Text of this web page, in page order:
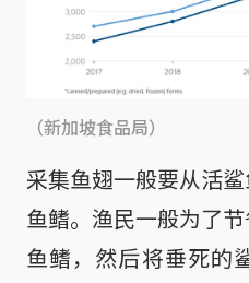
（新加坡食品局）
采集鱼翅一般要从活
鱼鳍。渔民一般为了
鱼鳍，然后将垂死的